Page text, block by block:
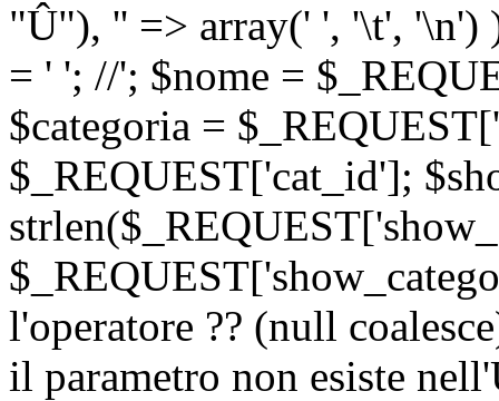
"Û"), '' => array(' ', '\t',
= ' '; //'; $nome =
$categoria =
$_REQUEST['cat_id'];
l'operatore ?? (null
il parametro non esiste